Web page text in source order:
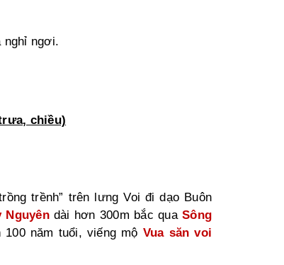
nghỉ ngơi.
chiều)
trềnh” trên lưng Voi đi dạo Buôn
Nguyêndài hơn 300m bắc quaSông
năm tuổi, viếng mộ Vua săn voi